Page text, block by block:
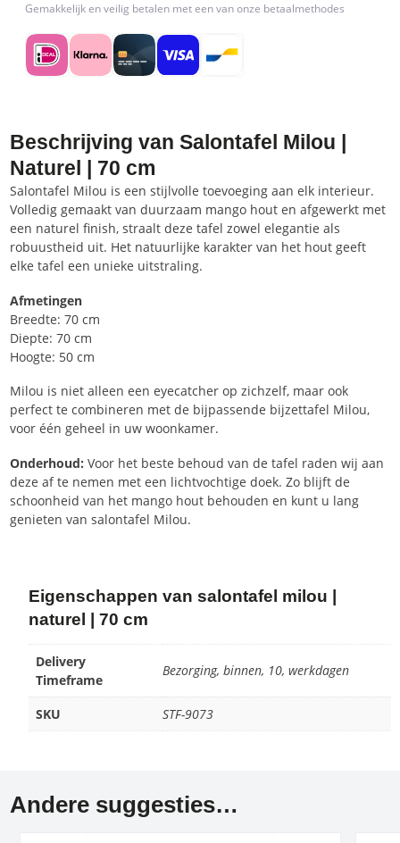
Gemakkelijk en veilig betalen met een van onze betaalmethodes
Beschrijving van Salontafel Milou |
Naturel | 70 cm
Salontafel Milou is een stijlvolle toevoeging aan elk interieur.
Volledig gemaakt van duurzaam mango hout en afgewerkt met
een naturel finish, straalt deze tafel zowel elegantie als
robuustheid uit. Het natuurlijke karakter van het hout geeft
elke tafel een unieke uitstraling.
Afmetingen
Breedte: 70 cm
Diepte: 70 cm
Hoogte: 50 cm
Milou is niet alleen een eyecatcher op zichzelf, maar ook
perfect te combineren met de bijpassende bijzettafel Milou,
voor één geheel in uw woonkamer.
Onderhoud: Voor het beste behoud van de tafel raden wij aan
deze af te nemen met een lichtvochtige doek. Zo blijft de
schoonheid van het mango hout behouden en kunt u lang
genieten van salontafel Milou.
Eigenschappen van salontafel milou |
naturel | 70 cm
Delivery
Timeframe
Bezorging, binnen, 10, werkdagen
SKU STF-9073
Andere suggesties…